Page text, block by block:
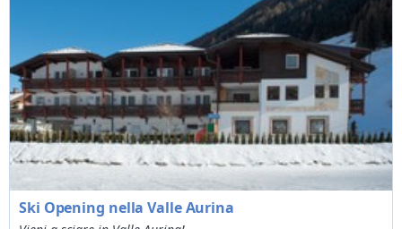
Ski Opening nella Valle Aurina